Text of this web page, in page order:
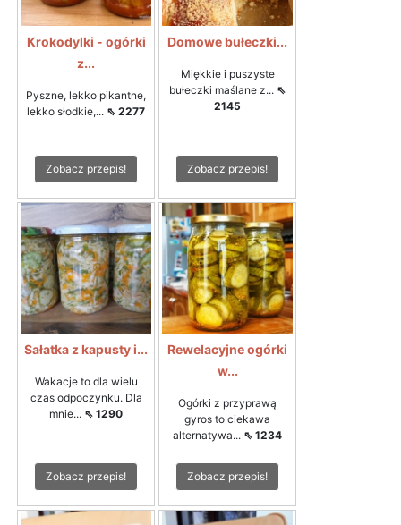
Krokodylki - ogórki
z...
Pyszne, lekko pikantne,
lekko słodkie,... ⇖ 2277
Zobacz przepis!
Domowe bułeczki...
Miękkie i puszyste
bułeczki maślane z... ⇖
2145
Zobacz przepis!
Sałatka z kapusty i...
Wakacje to dla wielu
czas odpoczynku. Dla
mnie... ⇖ 1290
Zobacz przepis!
Rewelacyjne ogórki
w...
Ogórki z przyprawą
gyros to ciekawa
alternatywa... ⇖ 1234
Zobacz przepis!